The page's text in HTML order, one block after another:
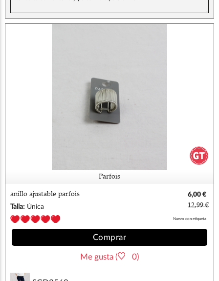
Parfois
anillo ajustable parfois
6,00 €
Talla: Única 12,99 €
Nuevo con etiqueta
Comprar
Me gusta ( 0)